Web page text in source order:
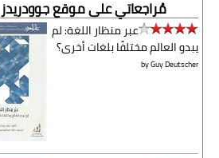
مُراجعاتي على موقع جوودريدز
عبر منظار اللغة: لم
يبدو العالم مختلفًا بلغات أخرى؟
byGuy Deutscher